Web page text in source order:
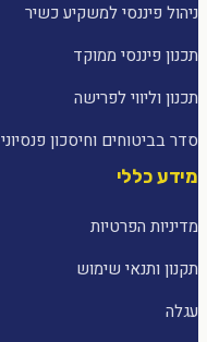
ניהול פיננסי למשקיע כשיר
תכנון פיננסי ממוקד
תכנון וליווי לפרישה
סדר בביטוחים וחיסכון פנסיוני
מידע כללי
מדיניות הפרטיות
תקנון ותנאי שימוש
עגלה